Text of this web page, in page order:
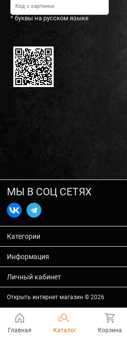
* буквы на русском языке
МЫ В СОЦ СЕТЯХ
Категории
Информация
Личный кабинет
Открыть интернет магазин © 2026
Главная Каталог Корзина